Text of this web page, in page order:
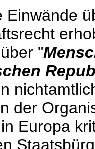
Einwände
"
der
Europa